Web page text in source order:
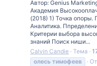
Автор: Genius
Академия
(2018) 1) Точка опоры.
Аналитика.
Критерии выбора
знаний Поиск ниши...
Calvin Candie Тема
олесь тимофеев